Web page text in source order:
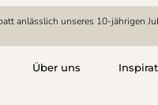
anlässlich unseres 10-jährigen
Über uns